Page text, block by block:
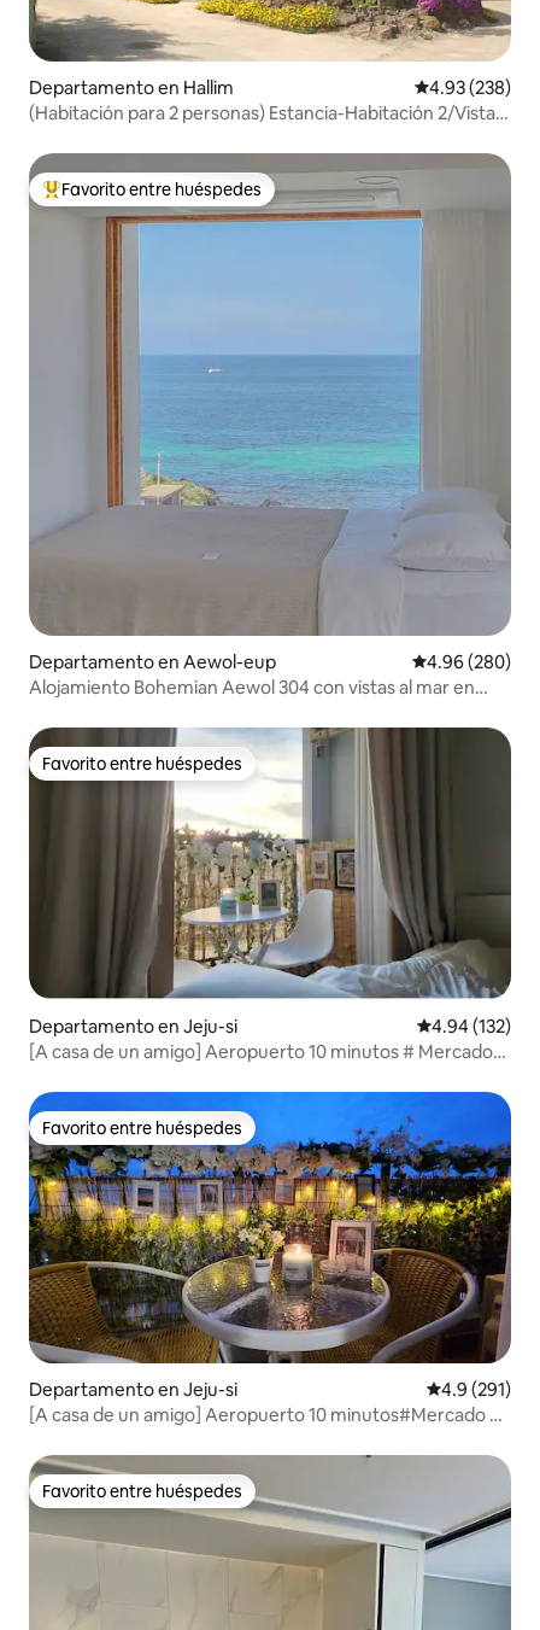
Departamento en Hallim Calificación
4.93 (238)
(Habitación para 2 personas) Estancia-Habitación 2/Vista
De los mejores en Favorito entre huéspedes
Favorito entre huéspedes
Departamento en Aewol-eup Calificación
4.96 (280)
Alojamiento Bohemian Aewol 304 con vistas al mar en
Favorito entre huéspedes
Favorito entre huéspedes
Departamento en Jeju-si Calificación
4.94 (132)
[A casa de un amigo] Aeropuerto 10 minutos # Mercado
mineral ilimitada # Netflix. YouTube + estacionamiento
gratuito *
Favorito entre huéspedes
Favorito entre huéspedes
Departamento en Jeju-si Calificación
4.9 (291)
[A casa de un amigo] Aeropuerto 10 minutos#Mercado de
mineral ilimitada#Netflix.YouTube + estacionamiento
gratuito*
Favorito entre huéspedes
Favorito entre huéspedes